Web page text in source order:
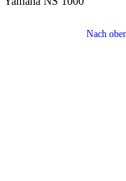
Nach